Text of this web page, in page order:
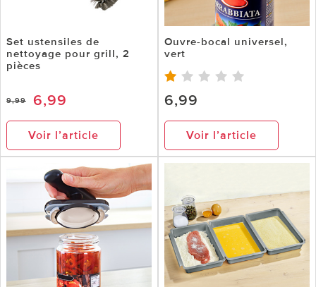
Set ustensiles de
nettoyage pour grill, 2
pièces
9,99 6,99
Voir l’article
Ouvre-bocal universel,
vert
6,99
Voir l’article